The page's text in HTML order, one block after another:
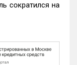
сократился на